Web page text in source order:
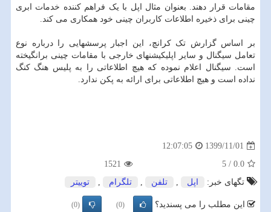
مقامات قرار دهند. بعنوان مثال اپل با یک فراهم کننده خدمات ابری
چینی برای ذخیره اطلاعات کاربران چینی خود همکاری می کند.
بر اساس گزارش تک کرانچ، این اجبار پرسشهایی را درباره نوع
تعامل سیگنال و سایر اپلیکیشنهای خارجی با مقامات چینی برانگیخته
است. سیگنال اعلام نموده که هیچ اطلاعاتی را به پلیس هنگ کنگ
نداده است و هیچ اطلاعاتی برای ارائه به پکن ندارد.
1399/11/01
12:07:05
0.0
/
5
1521
تگهای خبر:
اپل , تلفن , تلگرام , توییتر
این مطلب را می پسندید؟ (0)
(0)